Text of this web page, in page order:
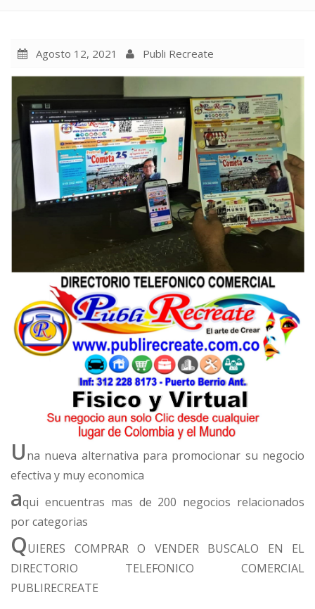
Agosto 12, 2021 Publi Recreate
Una nueva alternativa para promocionar su negocio
efectiva y muy economica
aqui encuentras mas de 200 negocios relacionados
por categorias
QUIERES COMPRAR O VENDER BUSCALO EN EL
DIRECTORIO TELEFONICO COMERCIAL
PUBLIRECREATE